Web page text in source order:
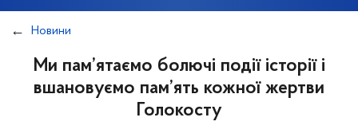
Новини
Ми пам’ятаємо болючі події історії і
вшановуємо пам’ять кожної жертви
Голокосту